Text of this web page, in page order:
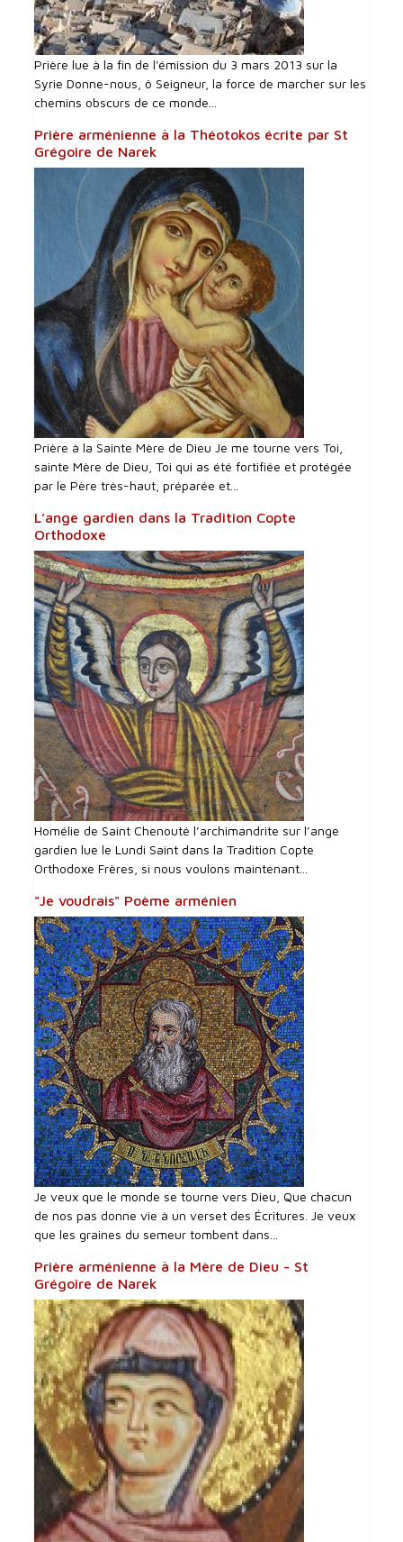
Prière lue à la fin de l'émission du 3 mars 2013 sur la
Syrie Donne-nous, ô Seigneur, la force de marcher sur les
chemins obscurs de ce monde...
Prière arménienne à la Théotokos écrite par St
Grégoire de Narek
Prière à la Sainte Mère de Dieu Je me tourne vers Toi,
sainte Mère de Dieu, Toi qui as été fortifiée et protégée
par le Père très-haut, préparée et...
L’ange gardien dans la Tradition Copte
Orthodoxe
Homélie de Saint Chenouté l’archimandrite sur l’ange
gardien lue le Lundi Saint dans la Tradition Copte
Orthodoxe Frères, si nous voulons maintenant...
"Je voudrais" Poème arménien
Je veux que le monde se tourne vers Dieu, Que chacun
de nos pas donne vie à un verset des Écritures. Je veux
que les graines du semeur tombent dans...
Prière arménienne à la Mère de Dieu - St
Grégoire de Narek